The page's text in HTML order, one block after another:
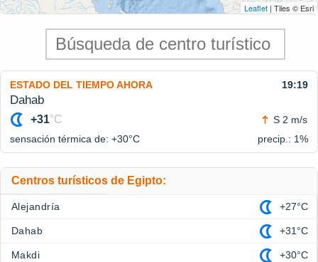
Leaflet | Tiles © Esri
ESTADO DEL TIEMPO AHORA 19:19
Dahab
+31°C
S 2 m/s
sensación térmica de: +30°C precip.: 1%
Centros turísticos de Egipto:
Alejandría +27°C
Dahab +31°C
Makdi +30°C